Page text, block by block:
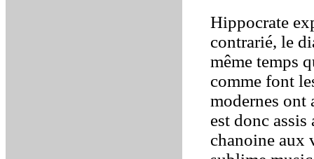
Hippocrate
contrarié, le
même temps
comme font
modernes ont
est donc
chanoine aux